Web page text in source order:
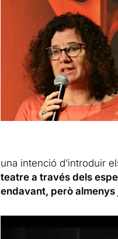
una intenció d’introduir
teatre a través dels
endavant, però almenys